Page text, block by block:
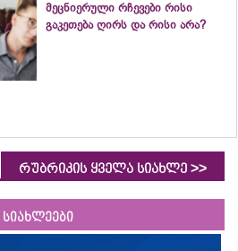
მეცნიერული რჩევები რისი
გაკეთება ღირს და რისი არა?
რუბრიკის ყველა სიახლე >>
სიახლეები